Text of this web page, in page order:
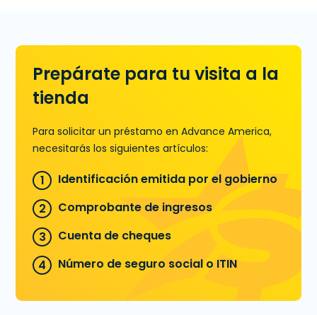
Auto
Prepárate para tu visita a la
tienda
Para solicitar un préstamo en Advance America,
necesitarás los siguientes artículos:
Identificación emitida por el gobierno
Comprobante de ingresos
Cuenta de cheques
Número de seguro social o ITIN